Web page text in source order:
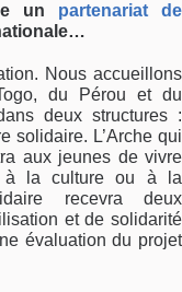
un partenariat de
Nous accueillons
du Pérou et du
deux structures :
solidaire. L’Arche qui
aux jeunes de vivre
à la culture ou à la
recevra deux
et de solidarité
évaluation du projet